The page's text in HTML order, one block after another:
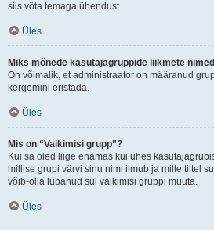
siis võta temaga ühendust.
Üles
Miks mõnede kasutajagruppide liikmete
On võimalik, et administraator on määranud
kergemini eristada.
Üles
Mis on “Vaikimisi grupp”?
Kui sa oled liige enamas kui ühes
millise grupi värvi sinu nimi ilmub ja mille tiitel
võib-olla lubanud sul vaikimisi gruppi muuta.
Üles